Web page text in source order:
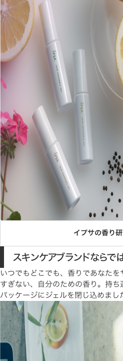
イプサの香り
スキンケアブランドならで
いつでもどこでも、香りであなた
すぎない、自分のための香り。持
パッケージにジェルを閉じ込めまし